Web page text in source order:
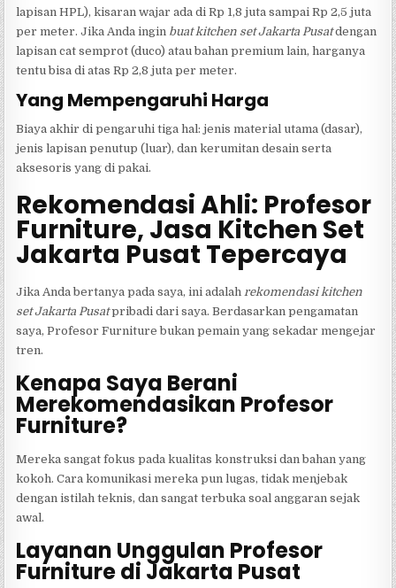
lapisan HPL), kisaran wajar ada di Rp 1,8 juta sampai Rp 2,5 juta
per meter. Jika Anda ingin buat kitchen set Jakarta Pusatdengan
lapisan cat semprot (duco) atau bahan premium lain, harganya
tentu bisa di atas Rp 2,8 juta per meter.
Yang Mempengaruhi Harga
Biaya akhir di pengaruhi tiga hal: jenis material utama (dasar),
jenis lapisan penutup (luar), dan kerumitan desain serta
aksesoris yang di pakai.
Rekomendasi Ahli: Profesor
Furniture, Jasa Kitchen Set
Jakarta Pusat Tepercaya
Jika Anda bertanya pada saya, ini adalahrekomendasi kitchen
set Jakarta Pusatpribadi dari saya. Berdasarkan pengamatan
saya, Profesor Furniture bukan pemain yang sekadar mengejar
tren.
Kenapa Saya Berani
Merekomendasikan Profesor
Furniture?
Mereka sangat fokus pada kualitas konstruksi dan bahan yang
kokoh. Cara komunikasi mereka pun lugas, tidak menjebak
dengan istilah teknis, dan sangat terbuka soal anggaran sejak
awal.
Layanan Unggulan Profesor
Furniture di Jakarta Pusat